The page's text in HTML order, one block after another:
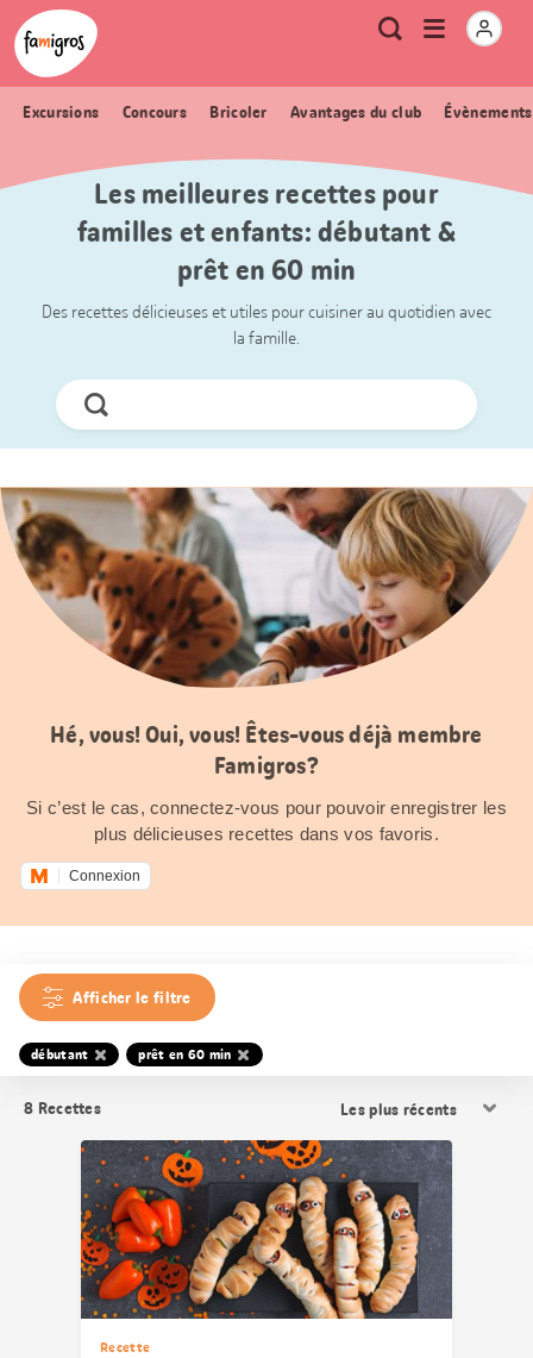
Signets
de
navigation
Header
Logo Métanavigation
RechercheOuvrir
Excursions Concours Bricoler Avantages du club
Les meilleures recettes pour
familles et enfants: débutant &
prêt en 60 min
Des recettes délicieuses et utiles pour cuisiner au quotidien avec
la famille.
Chercher
Hé, vous! Oui, vous! Êtes-vous déjà membre
Famigros?
Si c’est le cas, connectez-vous pour pouvoir enregistrer les
plus délicieuses recettes dans vos favoris.
Connexion
Afficher le filtre
débutant prêt en 60 min
8 Recettes
les
résultats
Recette